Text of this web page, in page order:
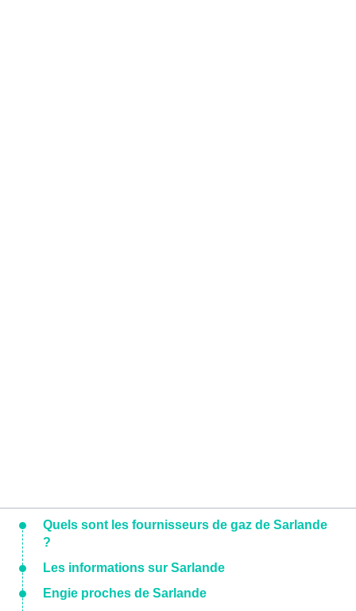
Quels sont les fournisseurs de gaz de Sarlande
?
Les informations sur Sarlande
Engie proches de Sarlande